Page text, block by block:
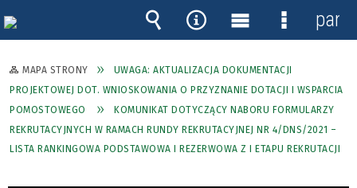
MAPA STRONY
UWAGA: AKTUALIZACJA DOKUMENTACJI
PROJEKTOWEJ DOT. WNIOSKOWANIA O PRZYZNANIE DOTACJI I WSPARCIA
POMOSTOWEGO
KOMUNIKAT DOTYCZĄCY NABORU FORMULARZY
REKRUTACYJNYCH W RAMACH RUNDY REKRUTACYJNEJ NR 4/DNS/2021 –
LISTA RANKINGOWA PODSTAWOWA I REZERWOWA Z I ETAPU REKRUTACJI
Wyszukiwarka
Narzędzia
Menu
główne
Menu
panel